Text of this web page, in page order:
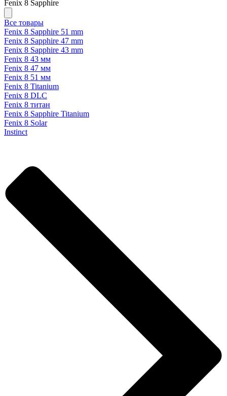
Fenix 8 Sapphire
Все товары
Fenix 8 Sapphire 51 mm
Fenix 8 Sapphire 47 mm
Fenix 8 Sapphire 43 mm
Fenix 8 43 мм
Fenix 8 47 мм
Fenix 8 51 мм
Fenix 8 Titanium
Fenix 8 DLC
Fenix 8 титан
Fenix 8 Sapphire Titanium
Fenix 8 Solar
Instinct